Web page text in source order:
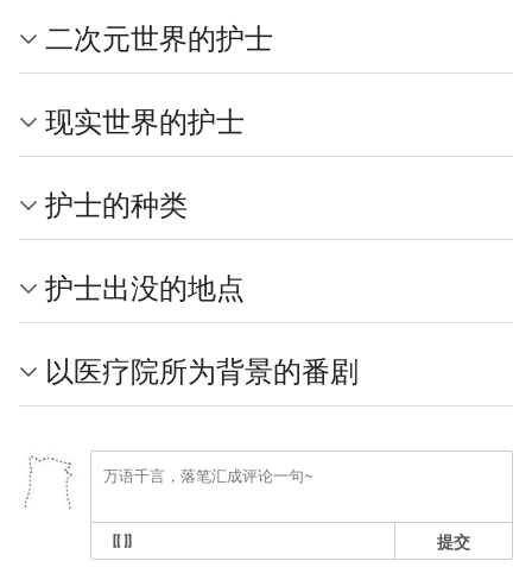
二次元世界的护士
现实世界的护士
护士的种类
护士出没的地点
以医疗院所为背景的番剧
提交